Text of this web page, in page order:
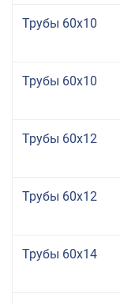
Трубы 60x10
Трубы 60x10
Трубы 60x12
Трубы 60x12
Трубы 60x14